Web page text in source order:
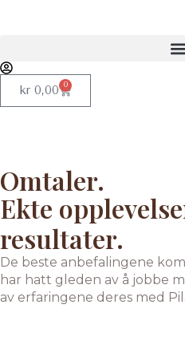
kr 0,00 0
Omtaler.
Ekte
resultater.
De beste anbefalingene
har hatt gleden av å jobbe
av erfaringene deres med